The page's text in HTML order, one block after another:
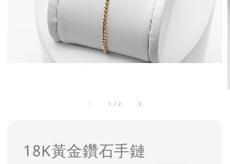
1 / 2
18K黃金鑽石手鏈